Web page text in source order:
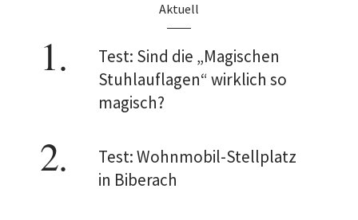
Aktuell
Test: Sind die „Magischen
Stuhlauflagen“ wirklich so
magisch?
Test: Wohnmobil-Stellplatz
in Biberach